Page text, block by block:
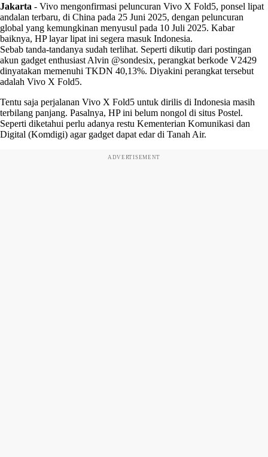
Jakarta - Vivo mengonfirmasi peluncuran Vivo X Fold5, ponsel lipat
andalan terbaru, di China pada 25 Juni 2025, dengan peluncuran
global yang kemungkinan menyusul pada 10 Juli 2025. Kabar
baiknya, HP layar lipat ini segera masuk Indonesia.
Sebab tanda-tandanya sudah terlihat. Seperti dikutip dari postingan
akun gadget enthusiast Alvin @sondesix, perangkat berkode V2429
dinyatakan memenuhi TKDN 40,13%. Diyakini perangkat tersebut
adalah Vivo X Fold5.
Tentu saja perjalanan Vivo X Fold5 untuk dirilis di Indonesia masih
terbilang panjang. Pasalnya, HP ini belum nongol di situs Postel.
Seperti diketahui perlu adanya restu Kementerian Komunikasi dan
Digital (Komdigi) agar gadget dapat edar di Tanah Air.
ADVERTISEMENT